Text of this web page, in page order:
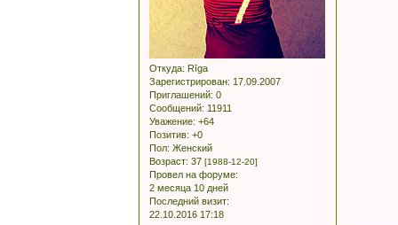
Откуда: Rīga
Зарегистрирован: 17.09.2007
Приглашений: 0
Сообщений: 11911
Уважение: +64
Позитив: +0
Пол: Женский
Возраст: 37 [1988-12-20]
Провел на форуме:
2 месяца 10 дней
Последний визит:
22.10.2016 17:18